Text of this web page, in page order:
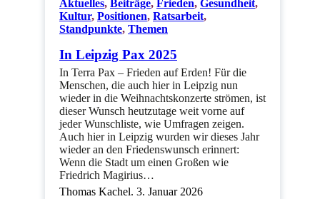
Aktuelles, Beiträge, Frieden, Gesundheit,
Kultur, Positionen, Ratsarbeit,
Standpunkte, Themen
In Leipzig Pax 2025
In Terra Pax – Frieden auf Erden! Für die
Menschen, die auch hier in Leipzig nun
wieder in die Weihnachtskonzerte strömen, ist
dieser Wunsch heutzutage weit vorne auf
jeder Wunschliste, wie Umfragen zeigen.
Auch hier in Leipzig wurden wir dieses Jahr
wieder an den Friedenswunsch erinnert:
Wenn die Stadt um einen Großen wie
Friedrich Magirius…
Thomas Kachel. 3. Januar 2026